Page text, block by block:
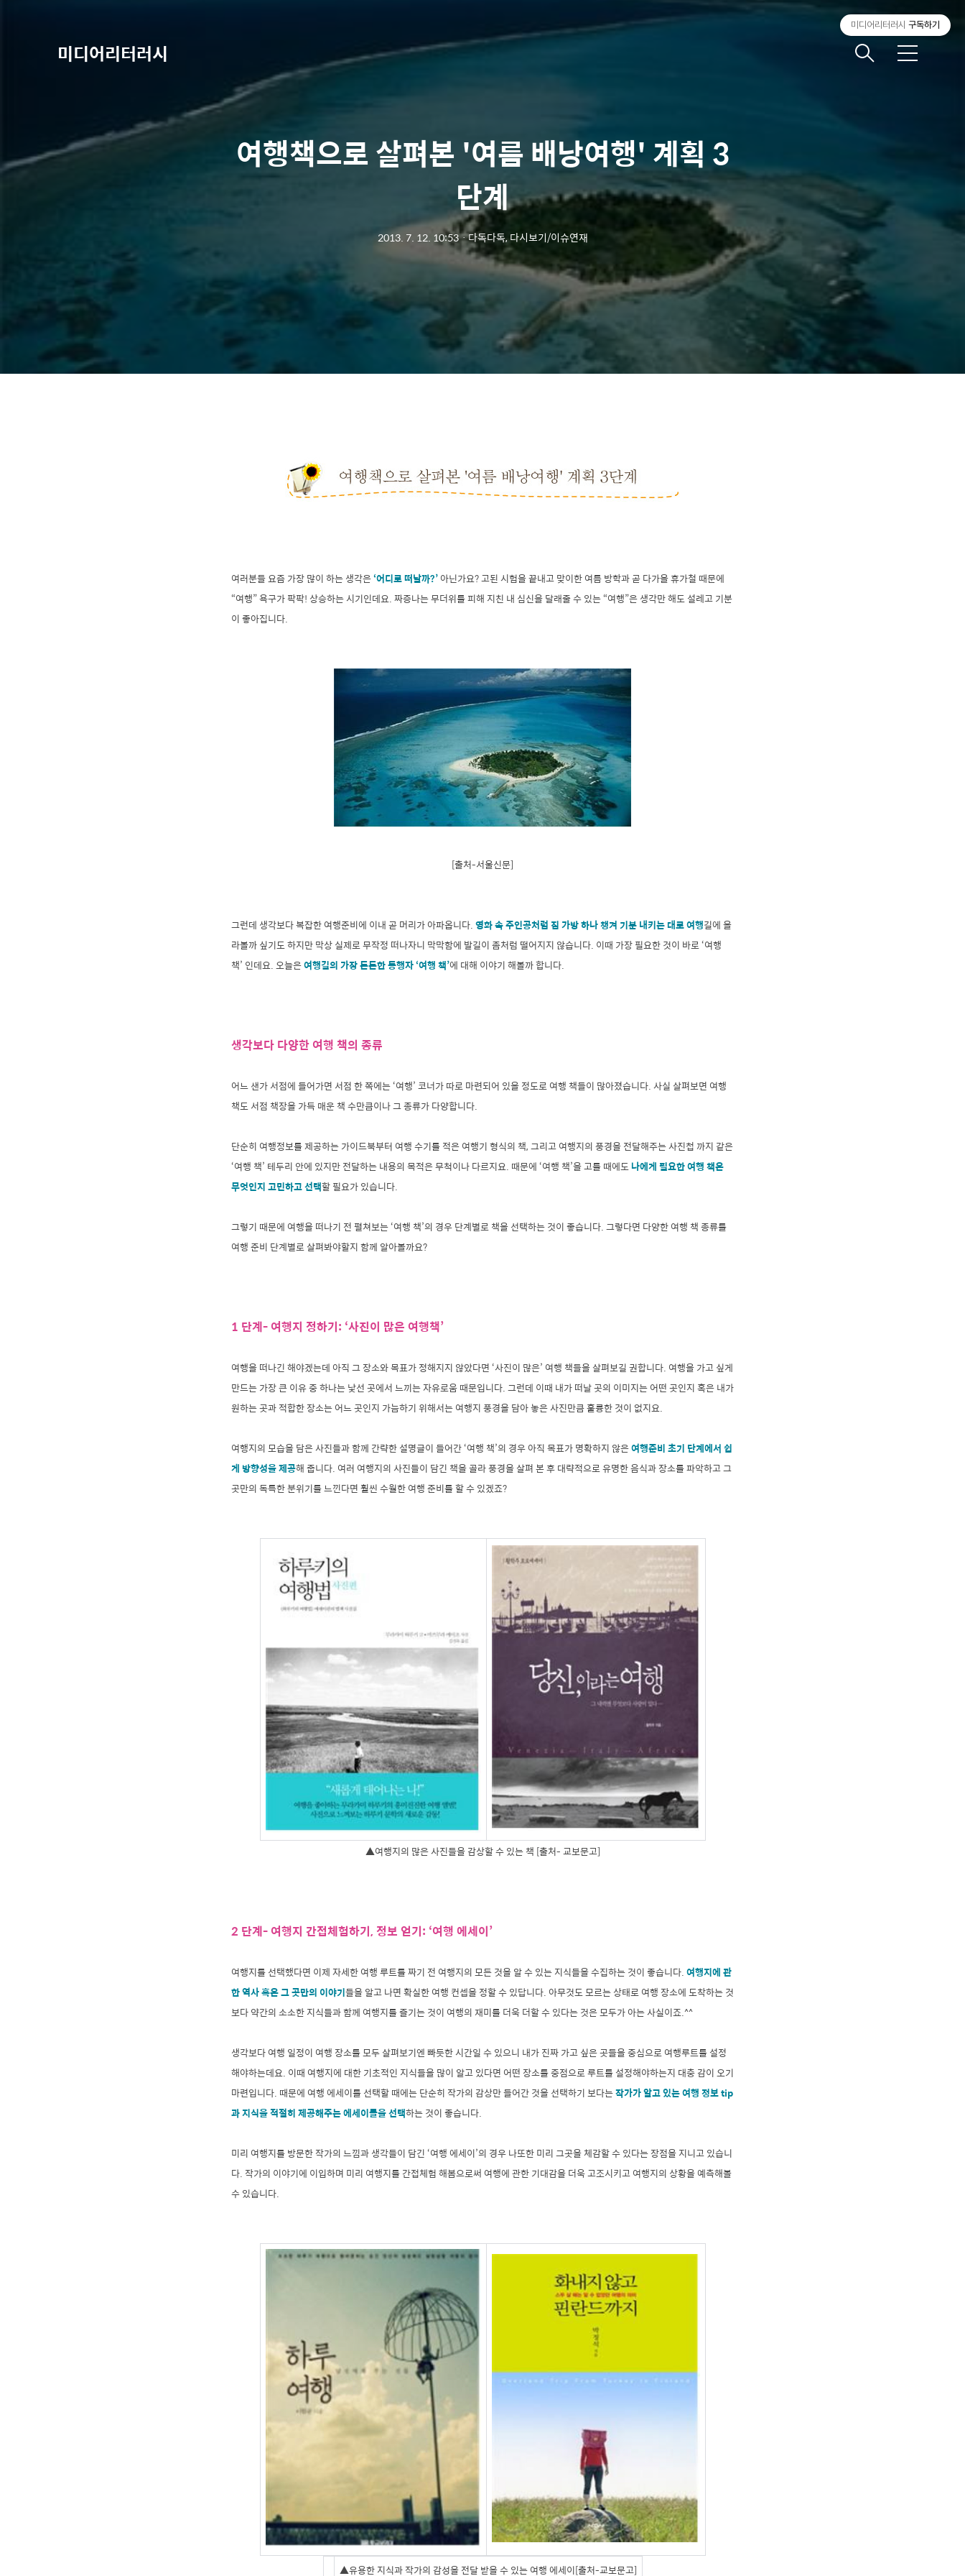
미디어리터러시 메
여행책으로 살펴본 '여름 배낭여행' 계획 3
단계
2013. 7. 12. 10:53ㆍ다독다독, 다시보기/이슈연재
여러분들 요즘 가장 많이 하는 생각은‘어디로 떠날까?’아닌가요? 고된 시험을 끝내고 맞이한 여름 방학과 곧 다가올 휴가철 때문에
“여행” 욕구가 팍팍! 상승하는 시기인데요. 짜증나는 무더위를 피해 지친 내 심신을 달래줄 수 있는 “여행”은 생각만 해도 설레고 기분
이 좋아집니다.
[출처-서울신문]
그런데 생각보다 복잡한 여행준비에 이내 곧 머리가 아파옵니다.영화 속 주인공처럼 짐 가방 하나 챙겨 기분 내키는 대로 여행길에 올
라볼까 싶기도 하지만 막상 실제로 무작정 떠나자니 막막함에 발길이 좀처럼 떨어지지 않습니다. 이때 가장 필요한 것이 바로 ‘여행
책’ 인데요. 오늘은여행길의 가장 든든한 동행자 ‘여행 책’에 대해 이야기 해볼까 합니다.
생각보다 다양한 여행 책의 종류
어느 샌가 서점에 들어가면 서점 한 쪽에는 ‘여행’ 코너가 따로 마련되어 있을 정도로 여행 책들이 많아졌습니다. 사실 살펴보면 여행
책도 서점 책장을 가득 매운 책 수만큼이나 그 종류가 다양합니다.
단순히 여행정보를 제공하는 가이드북부터 여행 수기를 적은 여행기 형식의 책, 그리고 여행지의 풍경을 전달해주는 사진첩 까지 같은
‘여행 책’ 테두리 안에 있지만 전달하는 내용의 목적은 무척이나 다르지요. 때문에 ‘여행 책’을 고를 때에도나에게 필요한 여행 책은
무엇인지 고민하고 선택할 필요가 있습니다.
그렇기 때문에 여행을 떠나기 전 펼쳐보는 ‘여행 책’의 경우 단계별로 책을 선택하는 것이 좋습니다. 그렇다면 다양한 여행 책 종류를
여행 준비 단계별로 살펴봐야할지 함께 알아볼까요?
1 단계- 여행지 정하기: ‘사진이 많은 여행책’
여행을 떠나긴 해야겠는데 아직 그 장소와 목표가 정해지지 않았다면 ‘사진이 많은’ 여행 책들을 살펴보길 권합니다. 여행을 가고 싶게
만드는 가장 큰 이유 중 하나는 낯선 곳에서 느끼는 자유로움 때문입니다. 그런데 이때 내가 떠날 곳의 이미지는 어떤 곳인지 혹은 내가
원하는 곳과 적합한 장소는 어느 곳인지 가늠하기 위해서는 여행지 풍경을 담아 놓은 사진만큼 훌륭한 것이 없지요.
여행지의 모습을 담은 사진들과 함께 간략한 설명글이 들어간 ‘여행 책’의 경우 아직 목표가 명확하지 않은여행준비 초기 단계에서 쉽
게 방향성을 제공해 줍니다. 여러 여행지의 사진들이 담긴 책을 골라 풍경을 살펴 본 후 대략적으로 유명한 음식과 장소를 파악하고 그
곳만의 독특한 분위기를 느낀다면 훨씬 수월한 여행 준비를 할 수 있겠죠?
▲여행지의 많은 사진들을 감상할 수 있는 책 [출처- 교보문고]
2 단계- 여행지 간접체험하기, 정보 얻기: ‘여행 에세이’
여행지를 선택했다면 이제 자세한 여행 루트를 짜기 전 여행지의 모든 것을 알 수 있는 지식들을 수집하는 것이 좋습니다.여행지에 관
한 역사 혹은 그 곳만의 이야기들을 알고 나면 확실한 여행 컨셉을 정할 수 있답니다. 아무것도 모르는 상태로 여행 장소에 도착하는 것
보다 약간의 소소한 지식들과 함께 여행지를 즐기는 것이 여행의 재미를 더욱 더할 수 있다는 것은 모두가 아는 사실이죠.^^
생각보다 여행 일정이 여행 장소를 모두 살펴보기엔 빠듯한 시간일 수 있으니 내가 진짜 가고 싶은 곳들을 중심으로 여행루트를 설정
해야하는데요. 이때 여행지에 대한 기초적인 지식들을 많이 알고 있다면 어떤 장소를 중점으로 루트를 설정해야하는지 대충 감이 오기
마련입니다. 때문에 여행 에세이를 선택할 때에는 단순히 작가의 감상만 들어간 것을 선택하기 보다는작가가 알고 있는 여행 정보 tip
과 지식을 적절히 제공해주는 에세이들을 선택하는 것이 좋습니다.
미리 여행지를 방문한 작가의 느낌과 생각들이 담긴 ‘여행 에세이’의 경우 나또한 미리 그곳을 체감할 수 있다는 장점을 지니고 있습니
다. 작가의 이야기에 이입하며 미리 여행지를 간접체험 해봄으로써 여행에 관한 기대감을 더욱 고조시키고 여행지의 상황을 예측해볼
수 있습니다.
▲유용한 지식과 작가의 감성을 전달 받을 수 있는 여행 에세이[출처-교보문고]
미디어리터러시 구독하기